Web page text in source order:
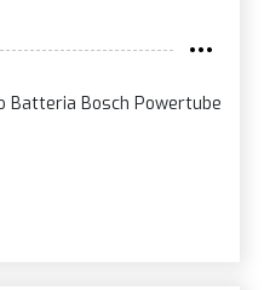
Batteria Bosch Powertube